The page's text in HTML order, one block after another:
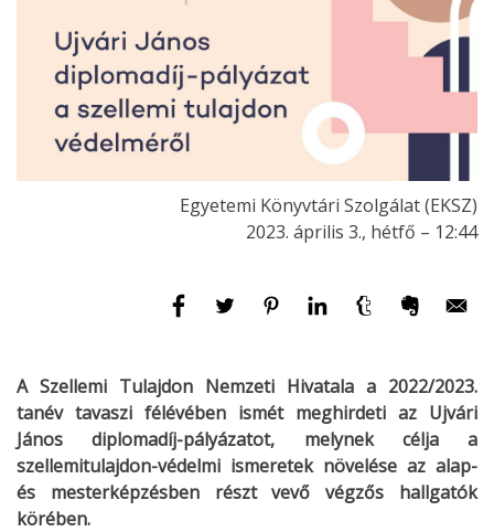
Egyetemi Könyvtári Szolgálat (EKSZ)
2023. április 3., hétfő – 12:44
A Szellemi Tulajdon Nemzeti Hivatala a 2022/2023.
tanév tavaszi félévében ismét meghirdeti az Ujvári
János diplomadíj-pályázatot, melynek célja a
szellemitulajdon-védelmi ismeretek növelése az alap-
és mesterképzésben részt vevő végzős hallgatók
körében.